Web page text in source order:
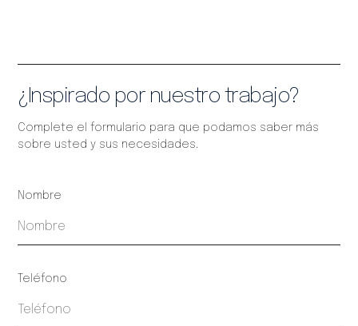
¿Inspirado por nuestro trabajo?
Complete el formulario para que podamos saber más
sobre usted y sus necesidades.
Nombre
Teléfono